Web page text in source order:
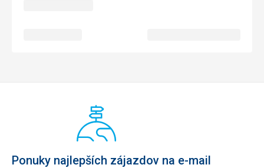
Ponuky najlepších zájazdov na e-mail